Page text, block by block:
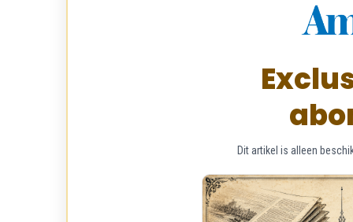
Dit artikel is alleen